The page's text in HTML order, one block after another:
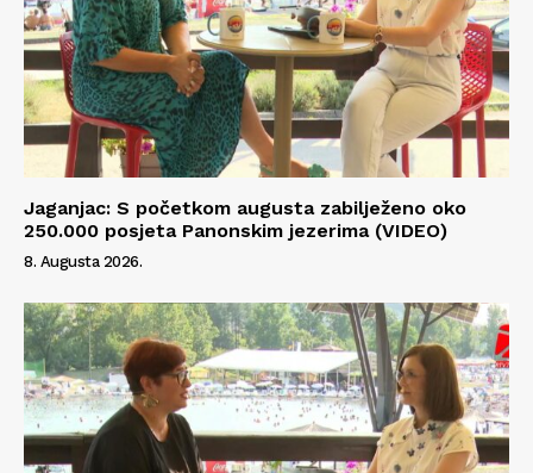
Jaganjac: S početkom augusta zabilježeno oko
250.000 posjeta Panonskim jezerima (VIDEO)
8. Augusta 2026.